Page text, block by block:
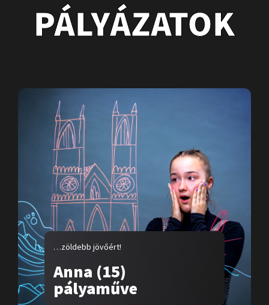
PÁLYÁZATOK
…zöldebb jövőért!
Anna (15)
pályaműve